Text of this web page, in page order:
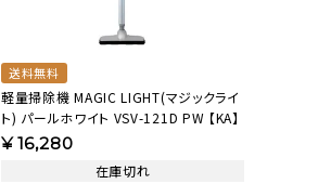
送料無料
軽量掃除機 MAGIC LIGHT(マジックライ
ト) パールホワイト VSV-121D PW 【KA】
¥16,280
在庫切れ